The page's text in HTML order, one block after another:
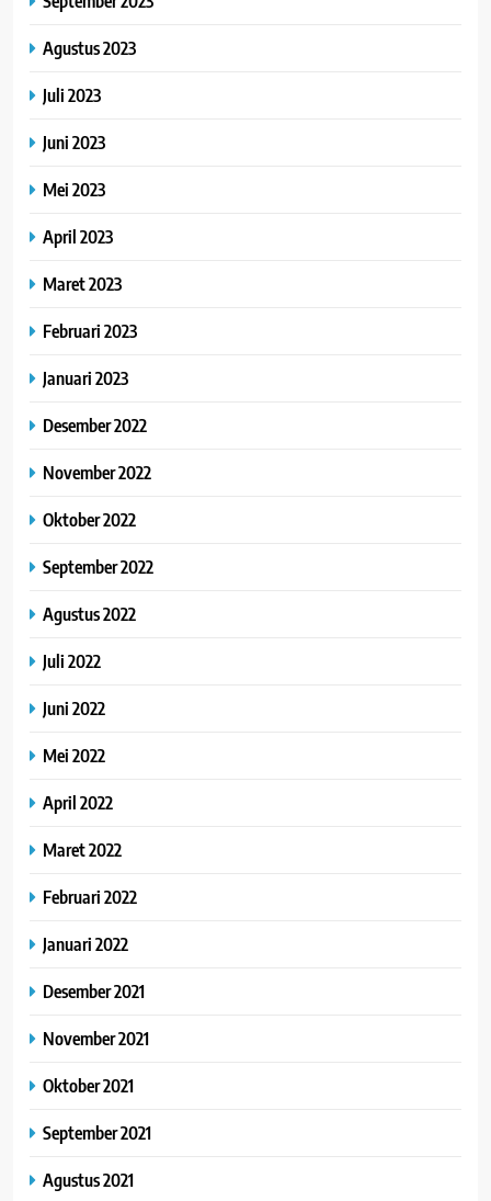
Agustus 2023
Juli 2023
Juni 2023
Mei 2023
April 2023
Maret 2023
Februari 2023
Januari 2023
Desember 2022
November 2022
Oktober 2022
September 2022
Agustus 2022
Juli 2022
Juni 2022
Mei 2022
April 2022
Maret 2022
Februari 2022
Januari 2022
Desember 2021
November 2021
Oktober 2021
September 2021
Agustus 2021